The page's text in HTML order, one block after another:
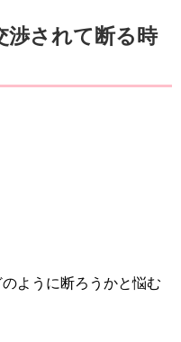
渉されて断る時
ように断ろうかと悩む